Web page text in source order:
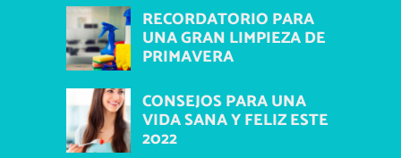
RECORDATORIO PARA
UNA GRAN LIMPIEZA DE
PRIMAVERA
CONSEJOS PARA UNA
VIDA SANA Y FELIZ ESTE
2022